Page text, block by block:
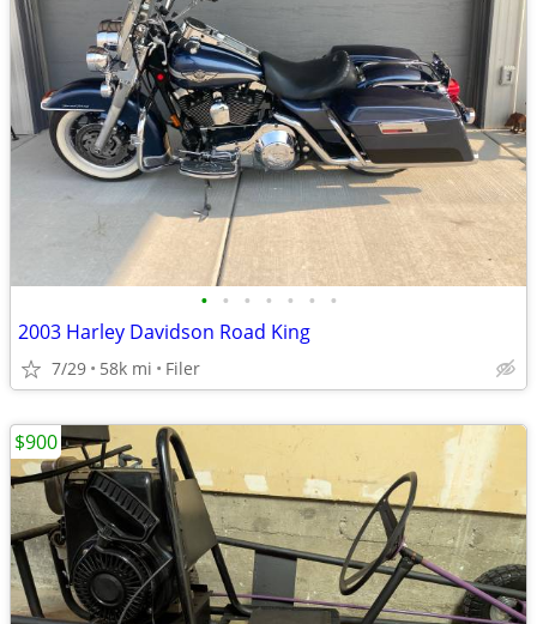
• • • • • • •
2003 Harley Davidson Road King
7/29 58k mi Filer
$900